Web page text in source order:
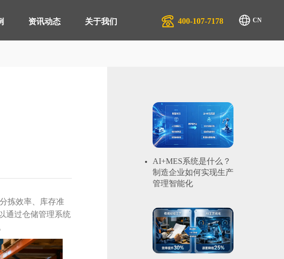
能源管理系统 EMS
轮胎零售系统 TRS
分销管理系统 DMS
资讯动态 关于我们 CN
400-107-7178
拣效率、库存准
通过仓储管理系统
AI+MES系统是什么？
制造企业如何实现生产
管理智能化